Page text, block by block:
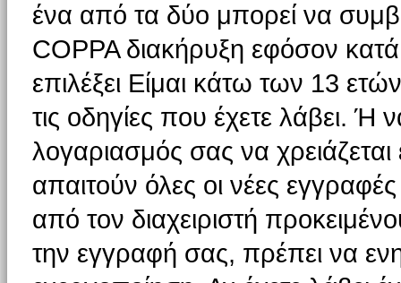
ένα από τα δύο μπορεί να
COPPA διακήρυξη εφόσον κατά
επιλέξει Είμαι κάτω των 13
τις οδηγίες που έχετε λάβει. Ή
λογαριασμός σας να
απαιτούν όλες οι νέες
από τον διαχειριστή
την εγγραφή σας, πρέπει να